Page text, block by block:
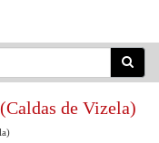
de Vizela)